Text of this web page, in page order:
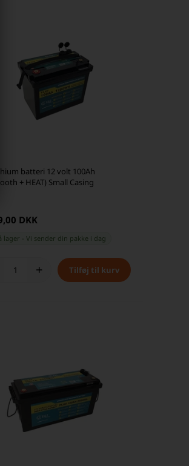
batteri 12 volt 100Ah
+ HEAT) Small Casing
DKK
lager -Vi sender din pakke i dag
+